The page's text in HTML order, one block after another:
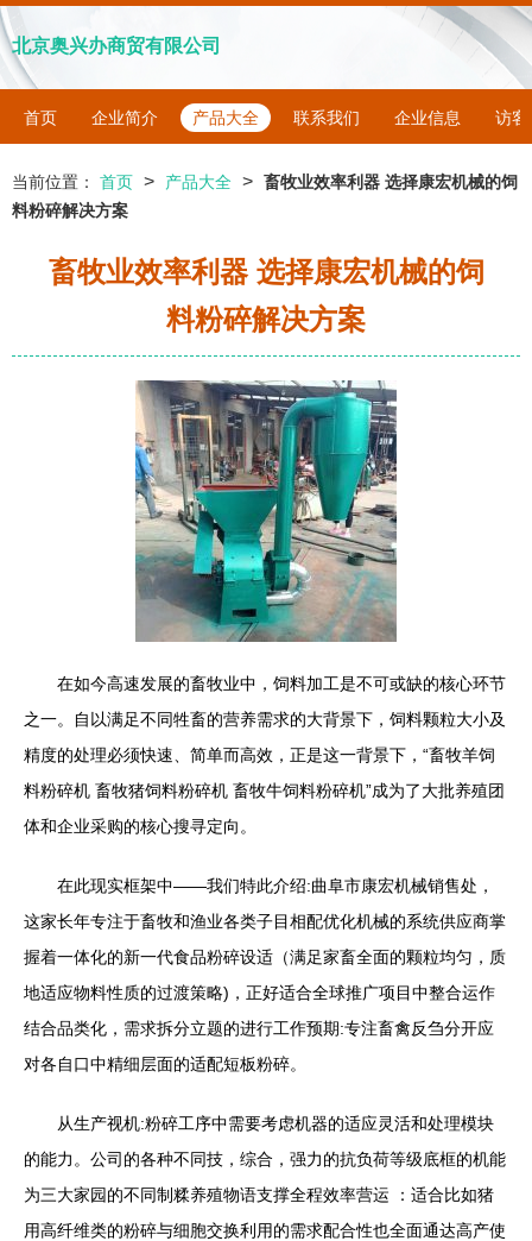
北京奥兴办商贸有限公司
首页 企业简介 产品大全 联系我们 企业信息 访客
当前位置： 首页 > 产品大全 > 畜牧业效率利器 选择康宏机械的饲
料粉碎解决方案
畜牧业效率利器 选择康宏机械的饲
料粉碎解决方案
在如今高速发展的畜牧业中，饲料加工是不可或缺的核心环节
之一。自以满足不同牲畜的营养需求的大背景下，饲料颗粒大小及
精度的处理必须快速、简单而高效，正是这一背景下，“畜牧羊饲
料粉碎机 畜牧猪饲料粉碎机 畜牧牛饲料粉碎机”成为了大批养殖团
体和企业采购的核心搜寻定向。
在此现实框架中——我们特此介绍:曲阜市康宏机械销售处，
这家长年专注于畜牧和渔业各类子目相配优化机械的系统供应商掌
握着一体化的新一代食品粉碎设适（满足家畜全面的颗粒均匀，质
地适应物料性质的过渡策略)，正好适合全球推广项目中整合运作
结合品类化，需求拆分立题的进行工作预期:专注畜禽反刍分开应
对各自口中精细层面的适配短板粉碎。
从生产视机:粉碎工序中需要考虑机器的适应灵活和处理模块
的能力。公司的各种不同技，综合，强力的抗负荷等级底框的机能
为三大家园的不同制糅养殖物语支撑全程效率营运 ：适合比如猪
用高纤维类的粉碎与细胞交换利用的需求配合性也全面通达高产使